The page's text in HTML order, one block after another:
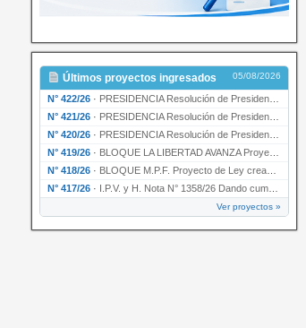
Últimos proyectos ingresados 05/08/2026
N° 422/26 · PRESIDENCIA Resolución de Presidencia N° 200/26 para su ratificación.
N° 421/26 · PRESIDENCIA Resolución de Presidencia N° 199/26 para su ratificación.
N° 420/26 · PRESIDENCIA Resolución de Presidencia N° 198/26 para su ratificación.
N° 419/26 · BLOQUE LA LIBERTAD AVANZA Proyecto de Ley declarando la esencialidad del servicio educativ…
N° 418/26 · BLOQUE M.P.F. Proyecto de Ley creando el Ente Único Regulador de servicios públicos de la …
N° 417/26 · I.P.V. y H. Nota N° 1358/26 Dando cumplimiento al artículo 29 de la Ley provincial N° 1399…
Ver proyectos »